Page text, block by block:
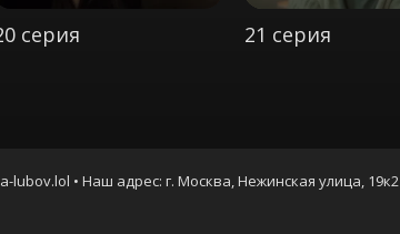
серия 21 серия
lubov.lol • Наш адрес: г. Москва, Нежинская улица, 19к2